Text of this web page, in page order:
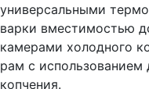
универсальными
варки вместимостью
камерами холодного
рам с
копчения.